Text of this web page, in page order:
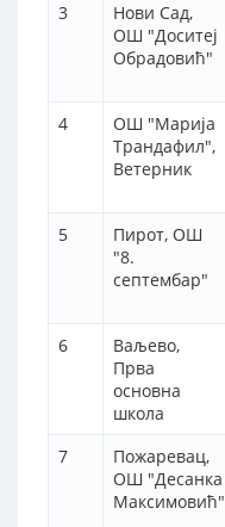
3
Нови Сад,
ОШ "Доситеј
Обрадовић"
4
ОШ "Марија
Трандафил",
Ветерник
5
Пирот, ОШ
"8.
септембар"
6
Ваљево,
Прва
основна
школа
7
Пожаревац,
ОШ "Десанка
Максимовић"